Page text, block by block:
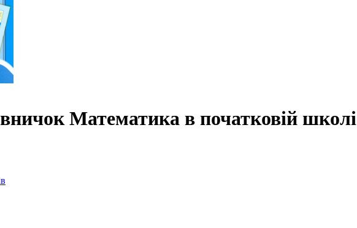
Математика в початковій школі